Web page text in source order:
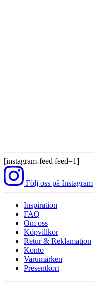
[instagram-feed feed=1]
Följ oss på Instagram
Inspiration
FAQ
Om oss
Köpvillkor
Retur & Reklamation
Konto
Varumärken
Presentkort